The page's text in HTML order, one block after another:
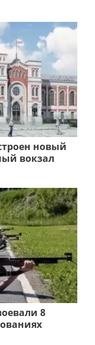
новый
вокзал
8